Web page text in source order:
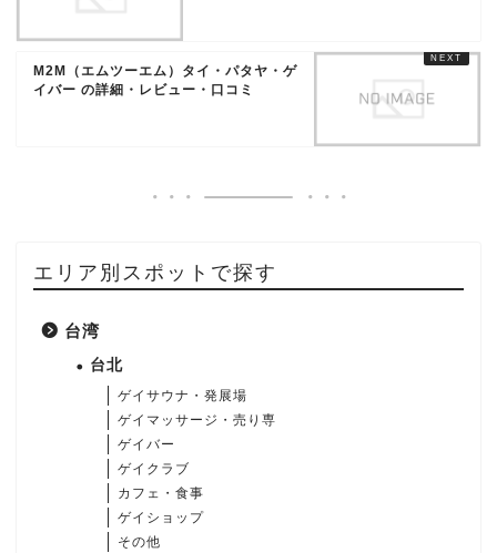
M2M（エムツーエム）タイ・パタヤ・ゲ
イバー の詳細・レビュー・口コミ
エリア別スポットで探す
台湾
台北
ゲイサウナ・発展場
ゲイマッサージ・売り専
ゲイバー
ゲイクラブ
カフェ・食事
ゲイショップ
その他